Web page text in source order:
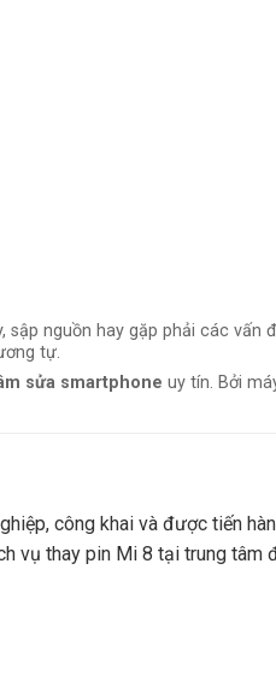
nguồn hay gặp phải các vấn
tự.
sửa smartphone uy tín. Bởi
công khai và được tiến
vụ thay pin Mi 8 tại trung tâm